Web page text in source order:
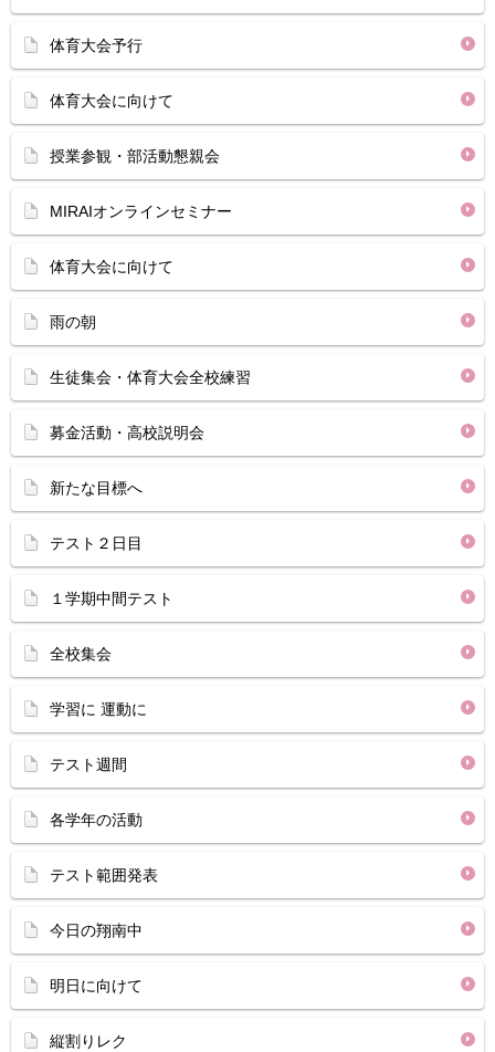
体育大会予行
体育大会に向けて
授業参観・部活動懇親会
MIRAIオンラインセミナー
体育大会に向けて
雨の朝
生徒集会・体育大会全校練習
募金活動・高校説明会
新たな目標へ
テスト２日目
１学期中間テスト
全校集会
学習に 運動に
テスト週間
各学年の活動
テスト範囲発表
今日の翔南中
明日に向けて
縦割りレク